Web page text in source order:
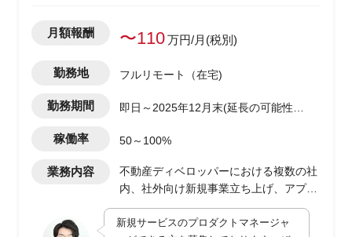
月額報酬 〜110万円/月(税別)
勤務地 フルリモート（在宅)
勤務期間
即日～2025年12月末(延長の可能性有
稼働率 50～100%
業務内容
不動産ディベロッパーにおける複数の社
内、社外向け新規事業立ち上げ、アプリ
ケーションサービス開発におけるプロダ
クトマネージャー
新規サービスのプロダクトマネージャ